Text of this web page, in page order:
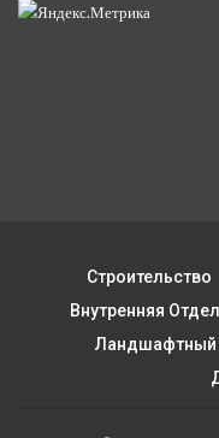
Строительство
Внутренняя
Ландшафтный